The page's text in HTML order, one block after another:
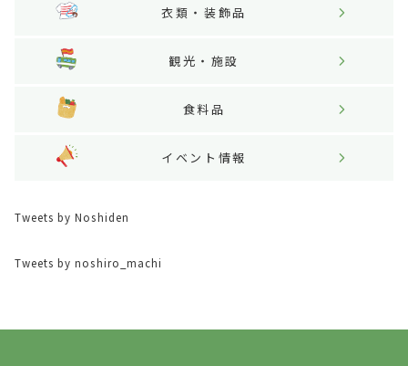
衣類・装飾品
観光・施設
食料品
イベント情報
Tweets by Noshiden
Tweets by noshiro_machi